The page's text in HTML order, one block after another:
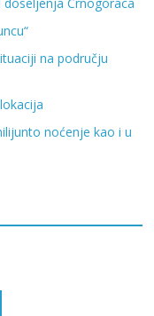
na području
noćenje kao i u